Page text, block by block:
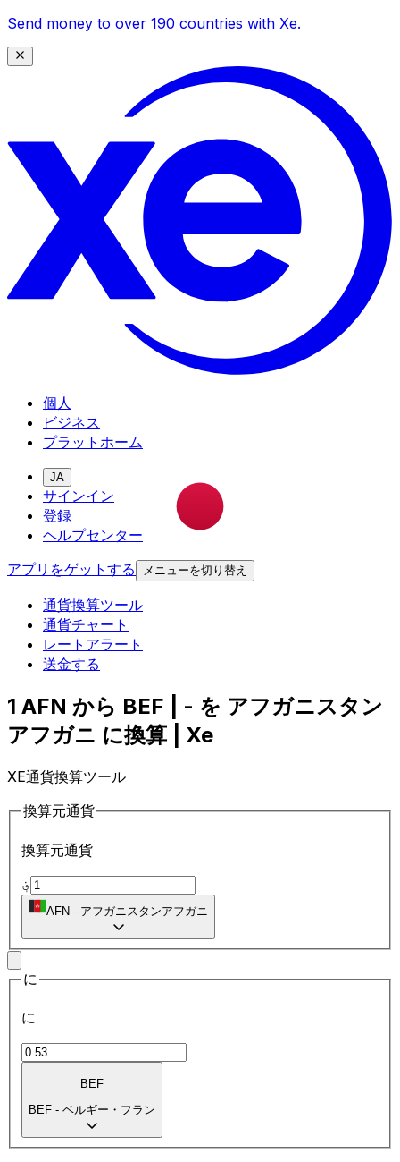
Send money to over 190 countries with Xe.
個人
ビジネス
プラットホーム
JA
サインイン
登録
ヘルプセンター
アプリをゲットする
メニューを切り替え
通貨換算ツール
通貨チャート
レートアラート
送金する
1 AFN から BEF | - を アフガニスタン
アフガニ に換算 | Xe
XE通貨換算ツール
換算元通貨
換算元通貨
؋
AFN - アフガニスタンアフガニ
に
に
BEF
BEF - ベルギー・フラン